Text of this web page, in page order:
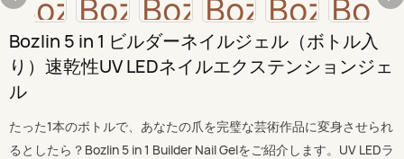
Bozlin 5 in 1 ビルダーネイルジェル（ボトル入
り）速乾性UV LEDネイルエクステンションジェ
ル
たった1本のボトルで、あなたの爪を完璧な芸術作品に変身させられ
るとしたら？Bozlin 5 in 1 Builder Nail Gelをご紹介します。UV LEDラ